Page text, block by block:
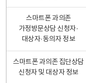
스마트폰 과의존
가정방문상담 신청자·
대상자·동의자 정보
스마트폰 과의존 집단상담
신청자 및 대상자 정보